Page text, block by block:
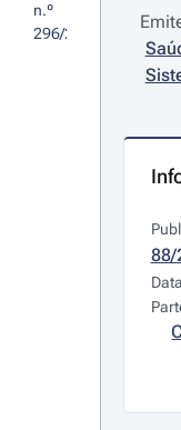
n.º
296/2022
88/